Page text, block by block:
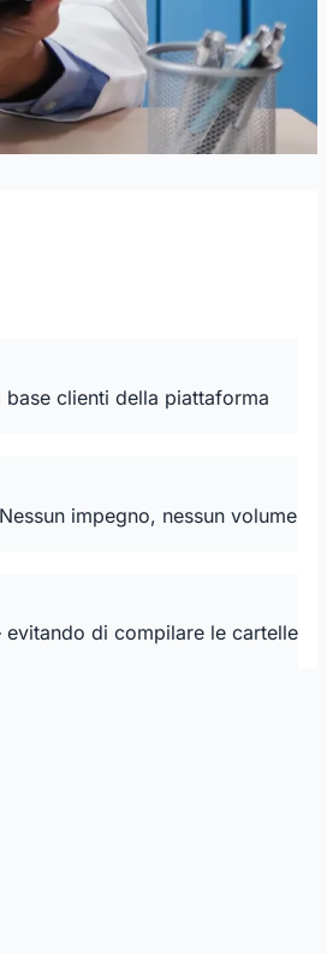
clienti della piattaforma
impegno, nessun volume
di compilare le cartelle